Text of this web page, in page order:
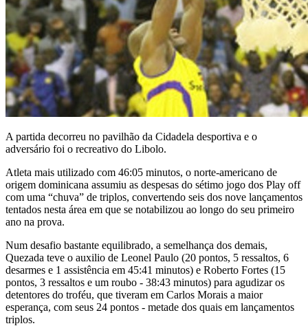
A partida decorreu no pavilhão da Cidadela desportiva e o
adversário foi o recreativo do Libolo.
Atleta mais utilizado com 46:05 minutos, o norte-americano de
origem dominicana assumiu as despesas do sétimo jogo dos Play off
com uma “chuva” de triplos, convertendo seis dos nove lançamentos
tentados nesta área em que se notabilizou ao longo do seu primeiro
ano na prova.
Num desafio bastante equilibrado, a semelhança dos demais,
Quezada teve o auxilio de Leonel Paulo (20 pontos, 5 ressaltos, 6
desarmes e 1 assistência em 45:41 minutos) e Roberto Fortes (15
pontos, 3 ressaltos e um roubo - 38:43 minutos) para agudizar os
detentores do troféu, que tiveram em Carlos Morais a maior
esperança, com seus 24 pontos - metade dos quais em lançamentos
triplos.